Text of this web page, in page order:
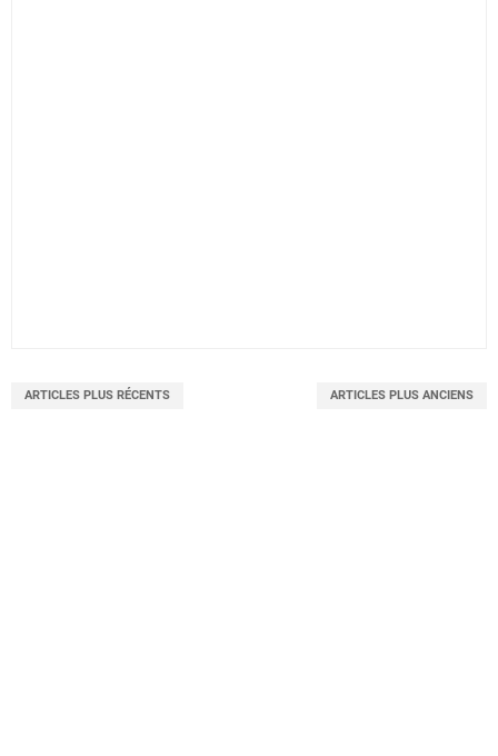
ARTICLES PLUS RÉCENTS ARTICLES PLUS ANCIENS